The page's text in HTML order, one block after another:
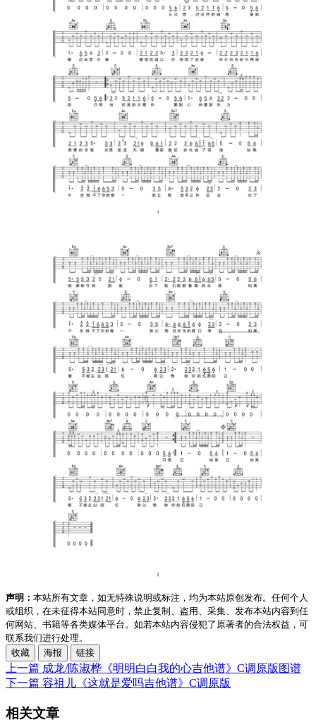
声明： 本站所有文章，如无特殊说明或标注，均为本站原创发布。任何个人
或组织，在未征得本站同意时，禁止复制、盗用、采集、发布本站内容到任
何网站、书籍等各类媒体平台。如若本站内容侵犯了原著者的合法权益，可
联系我们进行处理。
收藏
海报 链接
上一篇 成龙/陈淑桦《明明白白我的心吉他谱》C调原版图谱
下一篇 容祖儿《这就是爱吗吉他谱》C调原版
相关文章